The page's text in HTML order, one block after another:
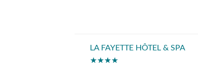
LA FAYETTE HÔTEL & SPA
★★★★